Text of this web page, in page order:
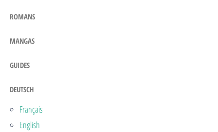
ROMANS
MANGAS
GUIDES
DEUTSCH
Français
English